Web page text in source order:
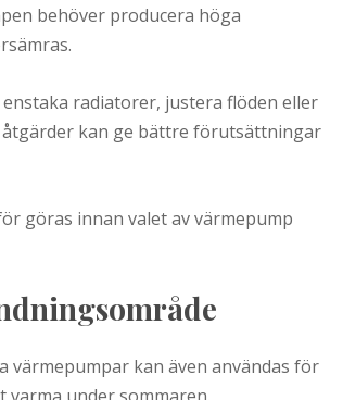
behöver producera höga
radiatorer, justera flöden eller
åtgärder kan ge bättre förutsättningar
göras innan valet av värmepump
värmepumpar kan även användas för